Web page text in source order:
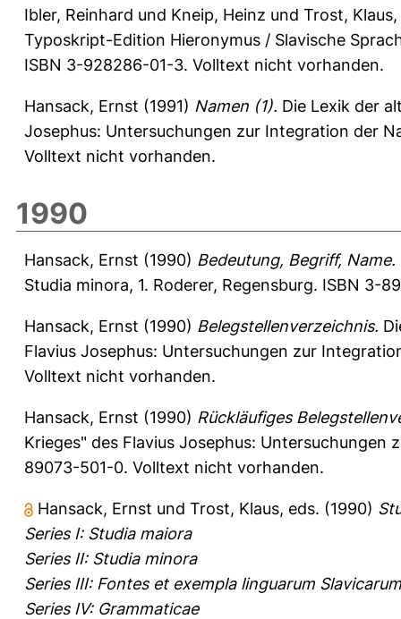
Ibler, Reinhard und Kneip, Heinz und Trost, Klaus
Typoskript-Edition Hieronymus / Slavische
ISBN 3-928286-01-3. Volltext nicht vorhanden.
Hansack, Ernst (1991) Namen (1). Die Lexik der
Josephus: Untersuchungen zur Integration der
Volltext nicht vorhanden.
1990
Hansack, Ernst (1990) Bedeutung, Begriff, Name.
Studia minora, 1. Roderer, Regensburg. ISBN 3-
Hansack, Ernst (1990) Belegstellenverzeichnis.
Flavius Josephus: Untersuchungen zur
Volltext nicht vorhanden.
Hansack, Ernst (1990) Rückläufiges
Krieges" des Flavius Josephus: Untersuchungen
89073-501-0. Volltext nicht vorhanden.
Hansack, Ernst und Trost, Klaus, eds. (1990)
Series I: Studia maiora
Series II: Studia minora
Series III: Fontes et exempla linguarum Slavicarum
Series IV: Grammaticae